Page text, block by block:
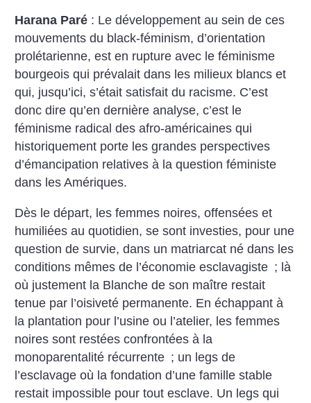
Harana Paré : Le développement au sein de ces
mouvements du black-féminism, d’orientation
prolétarienne, est en rupture avec le féminisme
bourgeois qui prévalait dans les milieux blancs et
qui, jusqu’ici, s’était satisfait du racisme. C’est
donc dire qu’en dernière analyse, c’est le
féminisme radical des afro-américaines qui
historiquement porte les grandes perspectives
d’émancipation relatives à la question féministe
dans les Amériques.
Dès le départ, les femmes noires, offensées et
humiliées au quotidien, se sont investies, pour une
question de survie, dans un matriarcat né dans les
conditions mêmes de l’économie esclavagiste ; là
où justement la Blanche de son maître restait
tenue par l’oisiveté permanente. En échappant à
la plantation pour l’usine ou l’atelier, les femmes
noires sont restées confrontées à la
monoparentalité récurrente ; un legs de
l’esclavage où la fondation d’une famille stable
restait impossible pour tout esclave. Un legs qui